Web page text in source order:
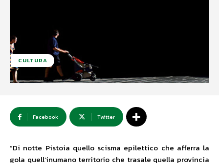
CULTURA
Facebook Twitter
“Di notte Pistoia quello scisma epilettico che afferra la
gola quell’inumano territorio che trasale quella provincia